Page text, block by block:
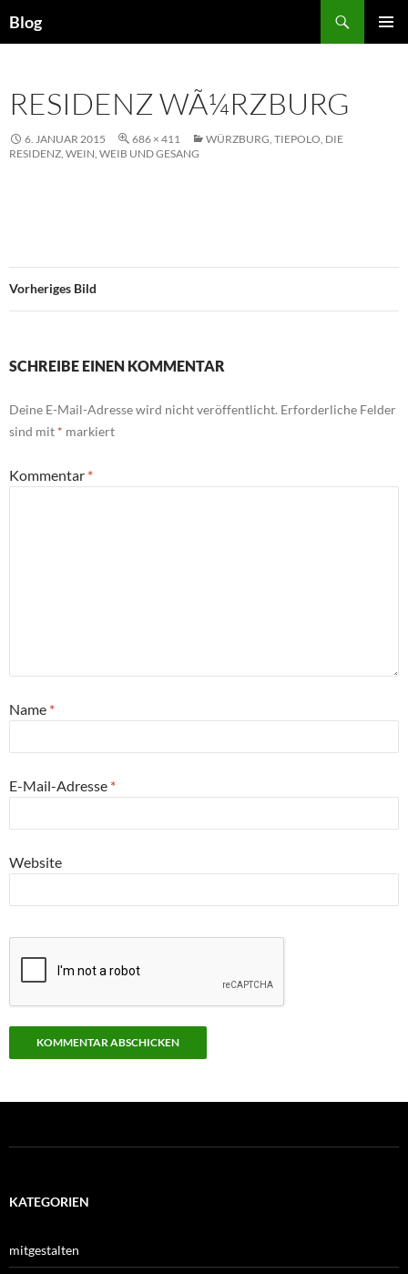
Inhalt
Blog
RESIDENZ WÃ¼RZBURG
6. JANUAR 2015 686 × 411
WÜRZBURG, TIEPOLO, DIE
RESIDENZ, WEIN, WEIB UND GESANG
Vorheriges Bild
SCHREIBE EINEN KOMMENTAR
Deine E-Mail-Adresse wird nicht veröffentlicht. Erforderliche Felder
sind mit * markiert
Kommentar *
Name *
E-Mail-Adresse *
Website
KATEGORIEN
mitgestalten